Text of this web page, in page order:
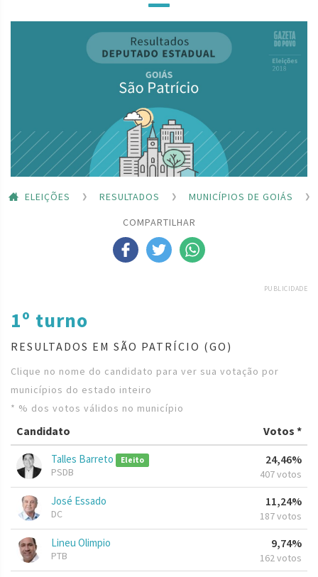
ELEIÇÕES RESULTADOS
MUNICÍPIOS DE GOIÁS
COMPARTILHAR
PUBLICIDADE
1º turno
RESULTADOS EM SÃO PATRÍCIO (GO)
Clique no nome do candidato para ver sua votação por
municípios do estado inteiro
* % dos votos válidos no município
Candidato Votos *
Talles Barreto Eleito
PSDB
24,46%
407 votos
José Essado
DC
11,24%
187 votos
Lineu Olimpio
PTB
9,74%
162 votos